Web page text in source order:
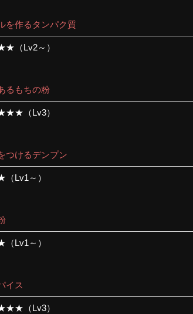
を作るタンパク質
（Lv2～）
るもちの粉
（Lv3）
つけるデンプン
Lv1～）
Lv1～）
イス
（Lv3）